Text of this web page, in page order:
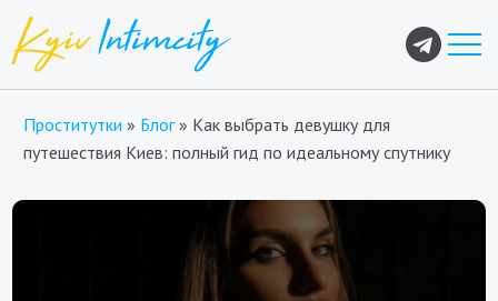
Проститутки » Блог» Как выбрать девушку для
путешествия Киев: полный гид по идеальному спутнику